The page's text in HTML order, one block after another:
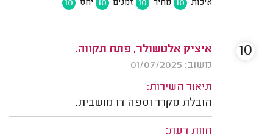
איכות 10 מחיר 10 זמנים 10 יחס 10
איציק אלטשולר, פתח תקווה.
משוב: 01/07/2025
תיאור השירות:
הובלת מקרר וספה דו מושבית.
חוות דעת:
10